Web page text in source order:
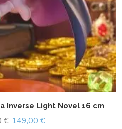
Inverse Light Novel 16 cm
€ 149,00 €